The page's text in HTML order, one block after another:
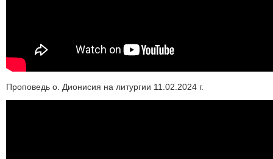
Проповедь о. Дионисия на литургии 11.02.2024 г.